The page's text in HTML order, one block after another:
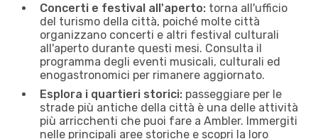
Concerti e festival all'aperto: torna all'ufficio
del turismo della città, poiché molte città
organizzano concerti e altri festival culturali
all'aperto durante questi mesi. Consulta il
programma degli eventi musicali, culturali ed
enogastronomici per rimanere aggiornato.
Esplora i quartieri storici: passeggiare per le
strade più antiche della città è una delle attività
più arricchenti che puoi fare a Ambler. Immergiti
nelle principali aree storiche e scopri la loro